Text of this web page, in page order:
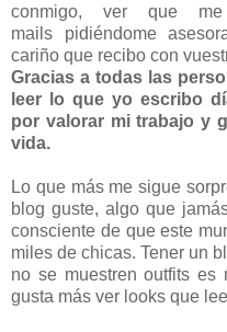
conmigo, ver que
mails pidiéndome
cariño que recibo con
Gracias a todas las
leer lo que yo escribo
por valorar mi trabajo y
vida.
Lo que más me sigue
blog guste, algo que
consciente de que este
miles de chicas. Tener un
no se muestren outfits es
gusta más ver looks que